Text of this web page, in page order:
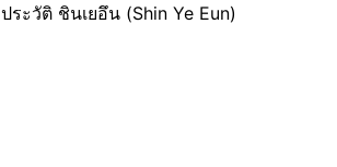
ประวัติ ชินเยอึน (Shin Ye Eun)